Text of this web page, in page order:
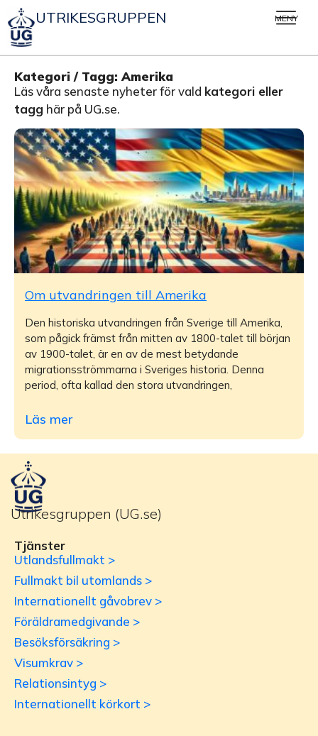
UTRIKESGRUPPEN MENY
Kategori / Tagg: Amerika
Läs våra senaste nyheter för vald kategori eller
tagg här på UG.se.
Om utvandringen till Amerika
Den historiska utvandringen från Sverige till Amerika,
som pågick främst från mitten av 1800-talet till början
av 1900-talet, är en av de mest betydande
migrationsströmmarna i Sveriges historia. Denna
period, ofta kallad den stora utvandringen,
Läs mer
Utrikesgruppen (UG.se)
Tjänster
Utlandsfullmakt >
Fullmakt bil utomlands >
Internationellt gåvobrev >
Föräldramedgivande >
Besöksförsäkring >
Visumkrav >
Relationsintyg >
Internationellt körkort >